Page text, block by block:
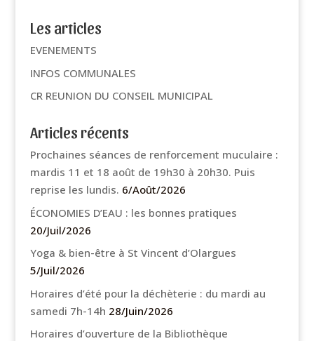
Les articles
EVENEMENTS
INFOS COMMUNALES
CR REUNION DU CONSEIL MUNICIPAL
Articles récents
Prochaines séances de renforcement muculaire :
mardis 11 et 18 août de 19h30 à 20h30. Puis
reprise les lundis. 6/Août/2026
ÉCONOMIES D’EAU : les bonnes pratiques
20/Juil/2026
Yoga & bien-être à St Vincent d’Olargues
5/Juil/2026
Horaires d’été pour la déchèterie : du mardi au
samedi 7h-14h 28/Juin/2026
Horaires d’ouverture de la Bibliothèque